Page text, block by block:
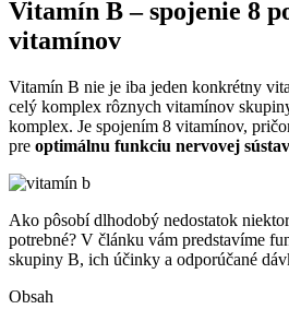
Vitamín B – spojenie 8
vitamínov
Vitamín B nie je iba jeden konkrétny
celý komplex rôznych vitamínov
komplex. Je spojením 8 vitamínov,
pre optimálnu funkciu nervovej
Ako pôsobí dlhodobý nedostatok
potrebné? V článku vám predstavíme
skupiny B, ich účinky a odporúčané
Obsah